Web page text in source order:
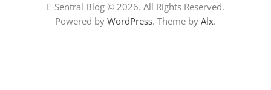
E-Sentral Blog © 2026. All Rights Reserved.
Powered by WordPress. Theme by Alx.